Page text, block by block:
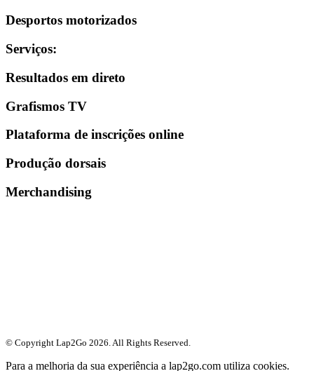
Desportos motorizados
Serviços:
Resultados em direto
Grafismos TV
Plataforma de inscrições online
Produção dorsais
Merchandising
© Copyright Lap2Go 2026. All Rights Reserved.
Para a melhoria da sua experiência a lap2go.com utiliza cookies.